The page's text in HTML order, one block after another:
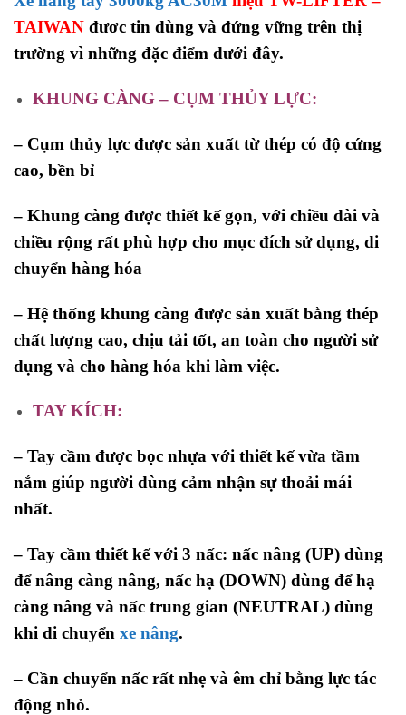
TAIWAN đươc tin dùng và đứng vững trên thị
trường vì những đặc điểm dưới đây.
KHUNG CÀNG – CỤM THỦY LỰC:
– Cụm thủy lực được sản xuất từ thép có độ cứng
cao, bền bỉ
– Khung càng được thiết kế gọn, với chiều dài và
chiều rộng rất phù hợp cho mục đích sử dụng, di
chuyển hàng hóa
– Hệ thống khung càng được sản xuất bằng thép
chất lượng cao, chịu tải tốt, an toàn cho người sử
dụng và cho hàng hóa khi làm việc.
TAYKÍCH:
– Tay cầm được bọc nhựa với thiết kế vừa tầm
nắm giúp người dùng cảm nhận sự thoải mái
nhất.
– Tay cầm thiết kế với 3 nấc: nấc nâng (UP) dùng
để nâng càng nâng, nấc hạ (DOWN) dùng để hạ
càng nâng và nấc trung gian (NEUTRAL) dùng
khi di chuyển xe nâng.
– Cần chuyển nấc rất nhẹ và êm chỉ bằng lực tác
động nhỏ.